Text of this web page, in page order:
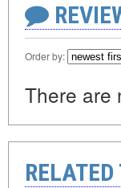
Order by:
There are